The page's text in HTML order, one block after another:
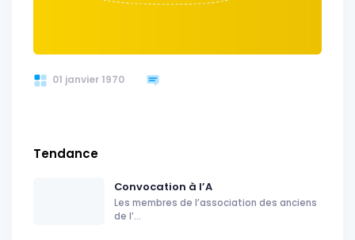
01 janvier 1970
Tendance
Convocation à l’A
Les membres de l’association des anciens
de l’...